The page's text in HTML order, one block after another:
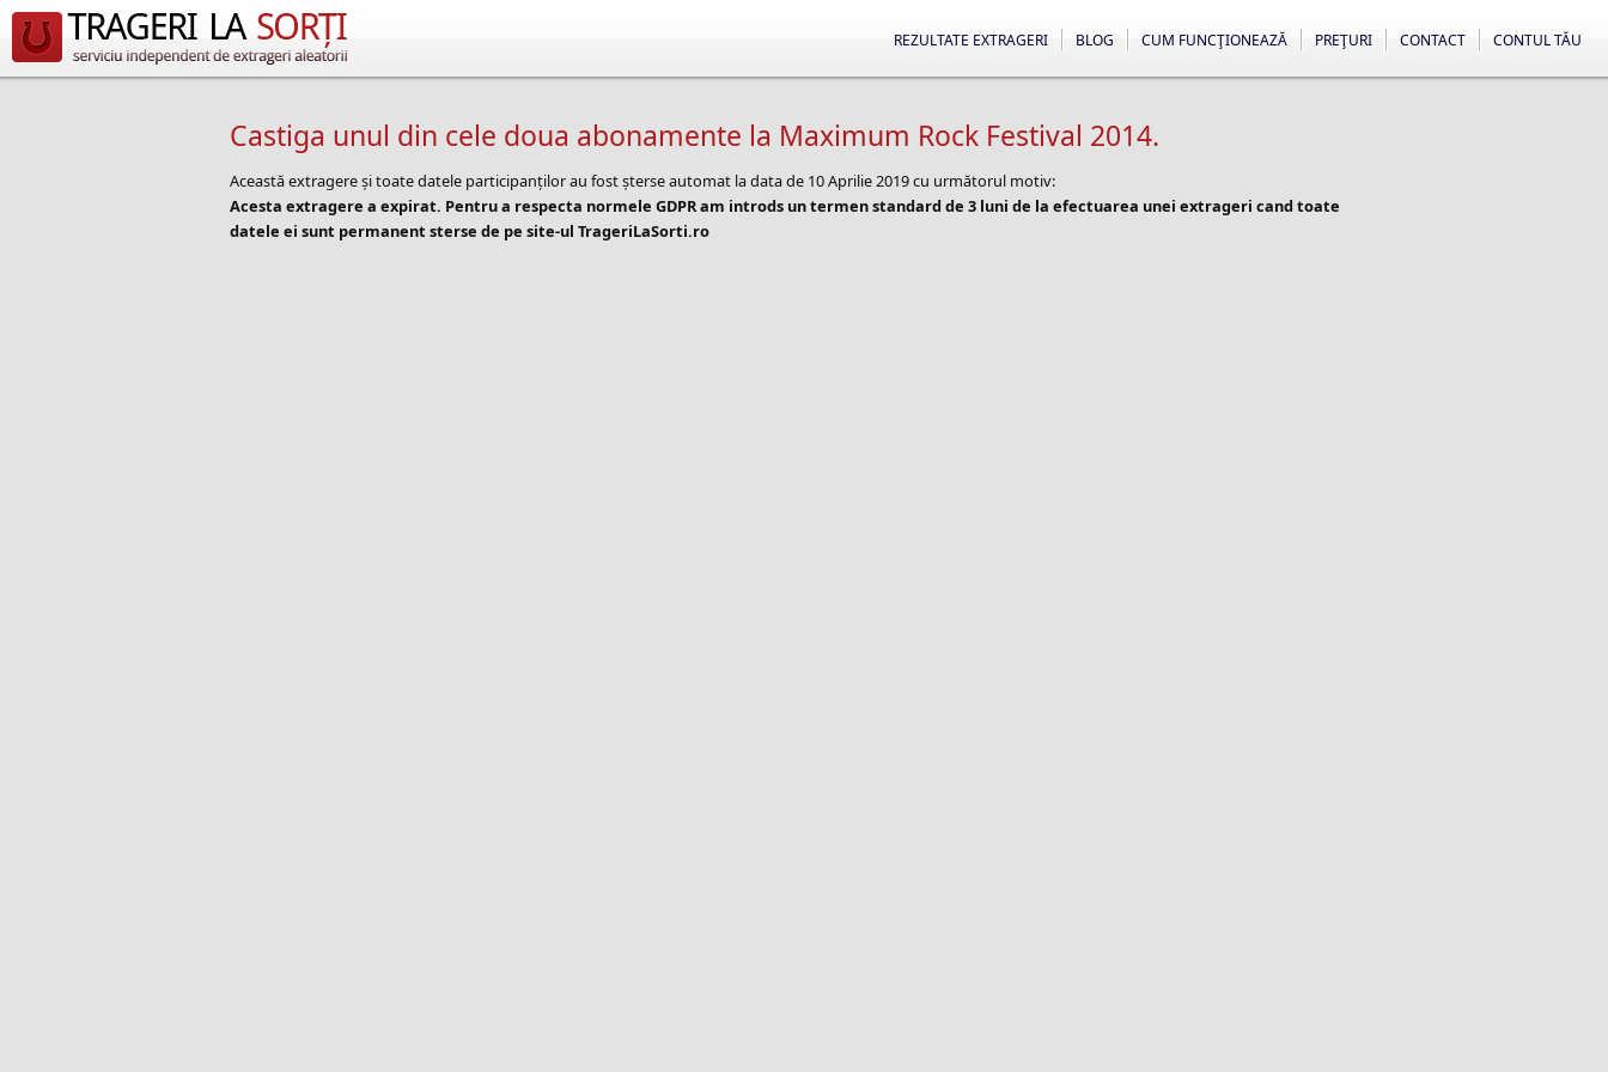
CONTUL TĂU
CONTACT
PREŢURI
CUM FUNCŢIONEAZĂ
BLOG
REZULTATE EXTRAGERI
Castiga unul din cele doua abonamente la Maximum Rock Festival 2014.
Această extragere și toate datele participanților au fost șterse automat la data de 10 Aprilie 2019 cu următorul motiv:
Acesta extragere a expirat. Pentru a respecta normele GDPR am introds un termen standard de 3 luni de la efectuarea unei extrageri cand toate
datele ei sunt permanent sterse de pe site-ul TrageriLaSorti.ro